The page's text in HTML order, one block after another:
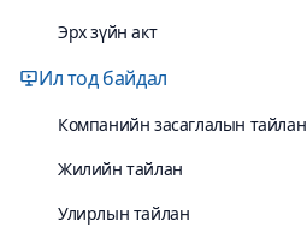
Эрх зүйн акт
Ил тод байдал
Компанийн засаглалын тайлан
Жилийн тайлан
Улирлын тайлан